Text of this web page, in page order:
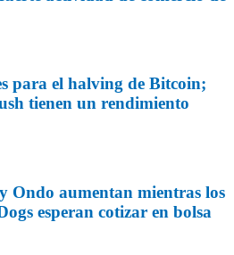
para el halving de Bitcoin;
tienen un rendimiento
Ondo aumentan mientras los
esperan cotizar en bolsa